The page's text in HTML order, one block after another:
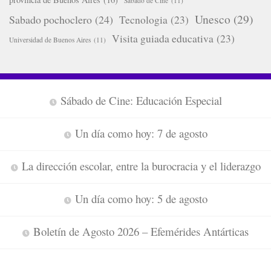
Sabado pochoclero (24) Tecnologia (23) Unesco (29)
Universidad de Buenos Aires (11) Visita guiada educativa (23)
Sábado de Cine: Educación Especial
Un día como hoy: 7 de agosto
La dirección escolar, entre la burocracia y el liderazgo
Un día como hoy: 5 de agosto
Boletín de Agosto 2026 – Efemérides Antárticas